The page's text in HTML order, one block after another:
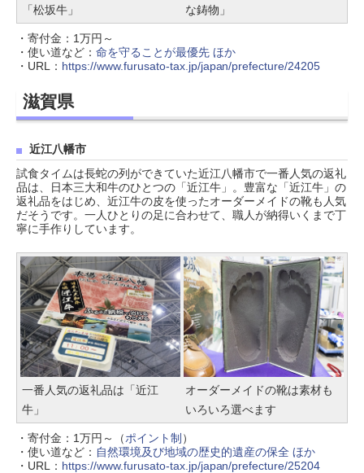
「松坂牛」
な鋳物」
・寄付金：1万円～
・使い道など： 命を守ることが最優先 ほか
・URL： https://www.furusato-tax.jp/japan/prefecture/24205
滋賀県
近江八幡市
試食タイムは長蛇の列ができていた近江八幡市で一番人気の返礼
品は、日本三大和牛のひとつの「近江牛」。豊富な「近江牛」の
返礼品をはじめ、近江牛の皮を使ったオーダーメイドの靴も人気
だそうです。一人ひとりの足に合わせて、職人が納得いくまで丁
寧に手作りしています。
一番人気の返礼品は「近江
牛」
オーダーメイドの靴は素材も
いろいろ選べます
・寄付金：1万円～（ポイント制）
・使い道など： 自然環境及び地域の歴史的遺産の保全 ほか
・URL： https://www.furusato-tax.jp/japan/prefecture/25204